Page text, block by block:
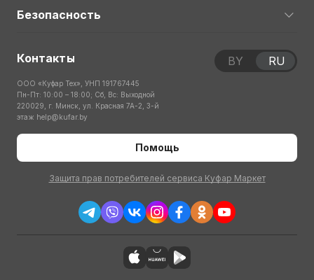
Безопасность
Контакты
ООО «Куфар Тех», УНП 191767445
Пн-Пт: 10:00 – 18:00; Сб, Вс: Выходной
220029, г. Минск, ул. Красная 7А-2, 3-й
этаж help@kufar.by
Помощь
Защита прав потребителей сервиса Куфар Маркет
BY RU